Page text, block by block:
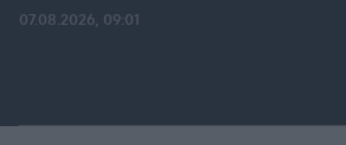
07.08.2026, 09:01